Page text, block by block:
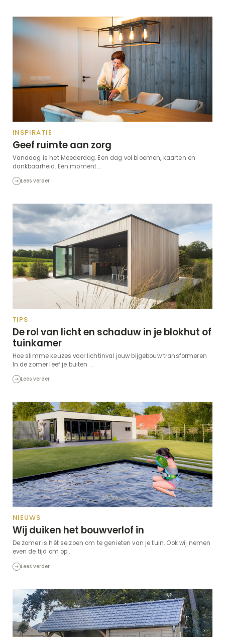
INSPIRATIE
Geef ruimte aan zorg
Vandaag is het Moederdag. Een dag vol bloemen, kaarten en
dankbaarheid. Een moment ...
Lees verder
TIPS
De rol van licht en schaduw in je blokhut of
tuinkamer
Hoe slimme keuzes voor lichtinval jouw bijgebouw transformeren
In de zomer leef je buiten ...
Lees verder
NIEUWS
Wij duiken het bouwverlof in
De zomer is hét seizoen om te genieten van je tuin. Ook wij nemen
even de tijd om op ...
Lees verder